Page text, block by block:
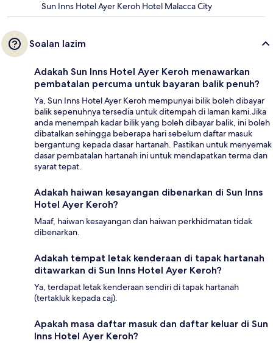
Sun Inns Hotel Ayer Keroh Hotel Malacca City
Soalan lazim
Adakah Sun Inns Hotel Ayer Keroh menawarkan
pembatalan percuma untuk bayaran balik penuh?
Ya, Sun Inns Hotel Ayer Keroh mempunyai bilik boleh dibayar
balik sepenuhnya tersedia untuk ditempah di laman kami.Jika
anda menempah kadar bilik yang boleh dibayar balik, ini boleh
dibatalkan sehingga beberapa hari sebelum daftar masuk
bergantung kepada dasar hartanah. Pastikan untuk menyemak
dasar pembatalan hartanah ini untuk mendapatkan terma dan
syarat tepat.
Adakah haiwan kesayangan dibenarkan di Sun Inns
Hotel Ayer Keroh?
Maaf, haiwan kesayangan dan haiwan perkhidmatan tidak
dibenarkan.
Adakah tempat letak kenderaan di tapak hartanah
ditawarkan di Sun Inns Hotel Ayer Keroh?
Ya, terdapat letak kenderaan sendiri di tapak hartanah
(tertakluk kepada caj).
Apakah masa daftar masuk dan daftar keluar di Sun
Inns Hotel Ayer Keroh?